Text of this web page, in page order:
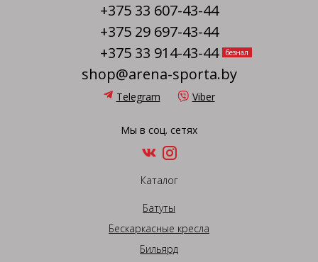
+375 33 607-43-44
+375 29 697-43-44
+375 33 914-43-44
безнал
shop@arena-sporta.by
Telegram Viber
Мы в соц. сетях
Каталог
Батуты
Бескаркасные кресла
Бильярд